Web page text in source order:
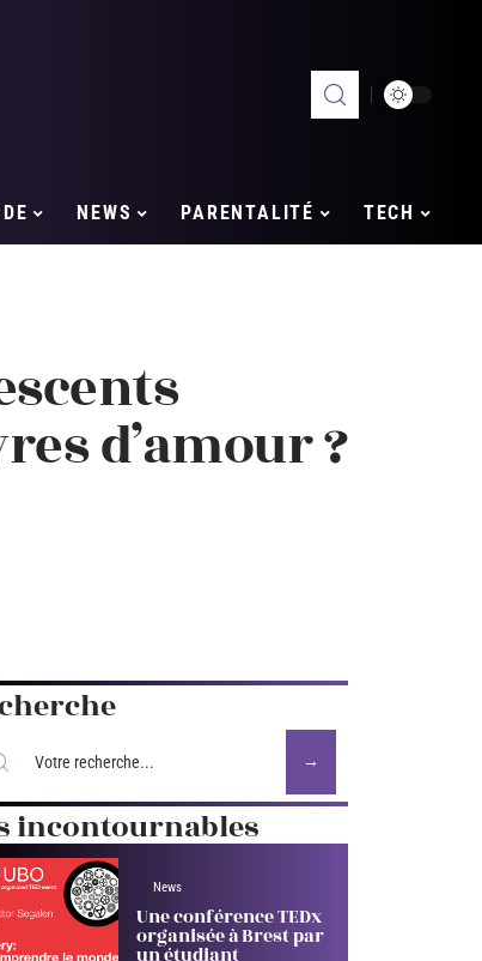
NEWS PARENTALITÉ TECH
d’amour ?
incontournables
News
Une conférence TEDx
organisée à Brest par